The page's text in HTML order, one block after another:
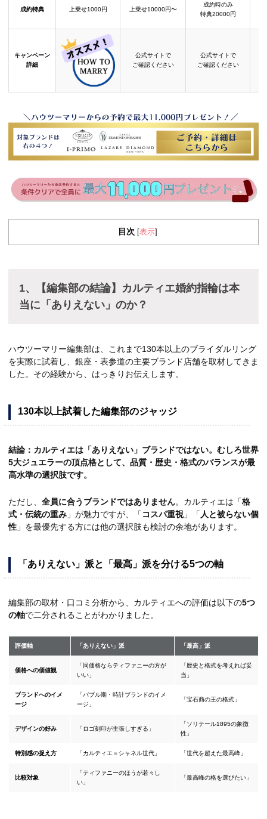
成約特典 上乗せ1000円 上乗せ10000円〜
成約時のみ
特典20000円
キャンペーン
詳細
公式サイトで
ご確認ください
公式サイトで
ご確認ください
目次 表示
1、【編集部の結論】カルティエ婚約指輪は本
当に「ありえない」のか？
ハウツーマリー編集部は、これまで130本以上のブライダルリング
を実際に試着し、銀座・表参道の主要ブランド店舗を取材してきま
した。その経験から、はっきりお伝えします。
130本以上試着した編集部のジャッジ
結論：カルティエは「ありえない」ブランドではない。むしろ世界
5大ジュエラーの頂点格として、品質・歴史・格式のバランスが最
高水準の選択肢です。
ただし、 全員に合うブランドではありません。カルティエは「格
式・伝統の重み 」が魅力ですが、「 コスパ重視」「 人と被らない個
性 」を最優先する方には他の選択肢も検討の余地があります。
「ありえない」派と「最高」派を分ける5つの軸
編集部の取材・口コミ分析から、カルティエへの評価は以下の5つ
の軸で二分されることがわかりました。
評価軸 「ありえない」派 「最高」派
価格への価値観
「同価格ならティファニーの方が
いい」
「歴史と格式を考えれば妥
当」
ブランドへのイメ
ージ
「バブル期・時計ブランドのイメ
ージ」
「宝石商の王の格式」
デザインの好み 「ロゴ刻印が主張しすぎる」
「ソリテール1895の象徴
性」
特別感の捉え方 「カルティエ＝シャネル世代」 「世代を超えた最高峰」
比較対象
「ティファニーのほうが若々し
い」
「最高峰の格を選びたい」